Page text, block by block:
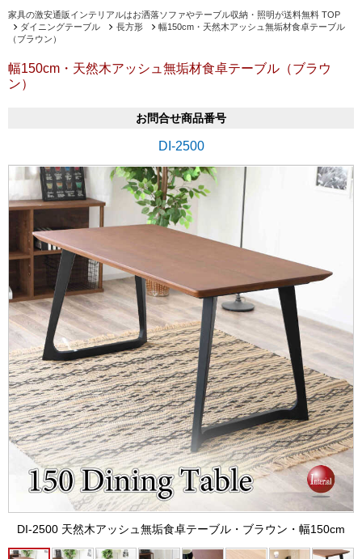
家具の激安通販インテリアルはお洒落ソファやテーブル収納・照明が送料無料 TOP
ダイニングテーブル
長方形
幅150cm・天然木アッシュ無垢材食卓テーブル
（ブラウン）
幅150cm・天然木アッシュ無垢材食卓テーブル（ブラウ
ン）
お問合せ商品番号
DI-2500
DI-2500 天然木アッシュ無垢食卓テーブル・ブラウン・幅150cm